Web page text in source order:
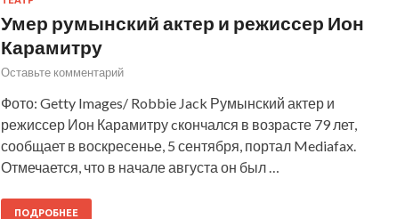
Умер румынский актер и режиссер Ион
Карамитру
Оставьте комментарий
Фото: Getty Images/ Robbie Jack Румынский актер и
режиссер Ион Карамитру cкончался в возрасте 79 лет,
сообщает в воскресенье, 5 сентября, портал Mediafax.
Отмечается, что в начале августа он был …
ПОДРОБНЕЕ